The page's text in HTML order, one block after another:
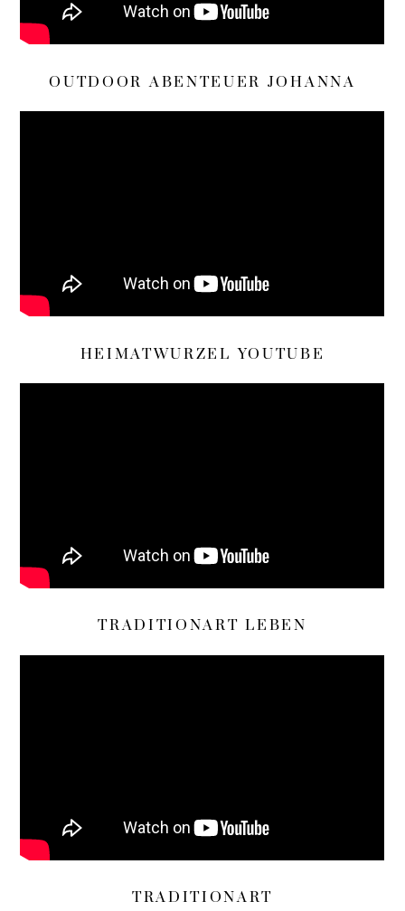
OUTDOOR ABENTEUER JOHANNA
HEIMATWURZEL YOUTUBE
TRADITIONART LEBEN
TRADITIONART